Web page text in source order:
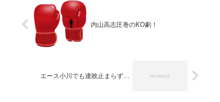
内山高志圧巻のKO劇！
エース小川でも連敗止まらず…